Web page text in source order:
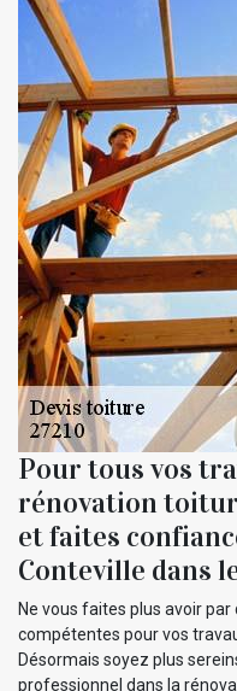
Pour tous vos
rénovation
et faites
Conteville dans
Ne vous faites plus avoir
compétentes pour vos
Désormais soyez plus
professionnel dans la